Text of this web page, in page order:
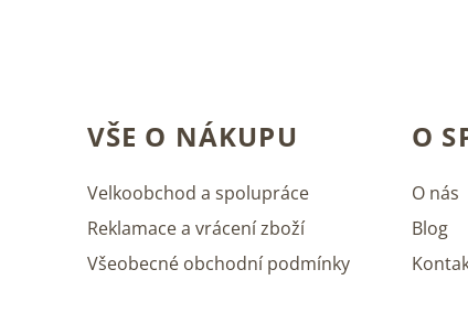
VŠE O NÁKUPU
Velkoobchod a spolupráce
Reklamace a vrácení zboží
Všeobecné obchodní podmínky
O
O nás
Blog